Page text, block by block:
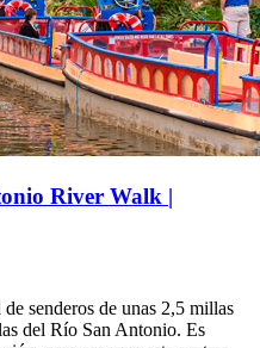
River Walk |
senderos de unas 2,5 millas
del Río San Antonio. Es